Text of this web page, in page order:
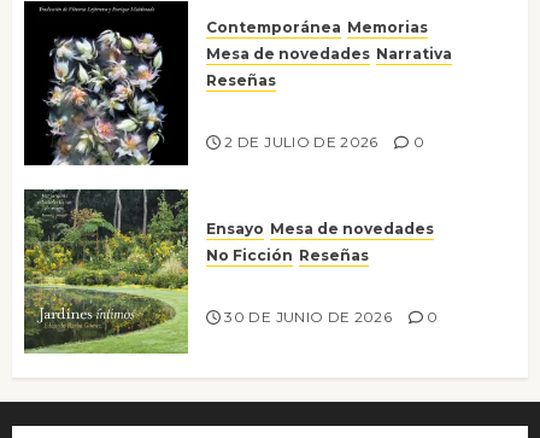
Contemporánea Memorias
Mesa de novedades Narrativa
Reseñas
2 DE JULIO DE 2026 0
Ensayo Mesa de novedades
No Ficción Reseñas
30 DE JUNIO DE 2026 0